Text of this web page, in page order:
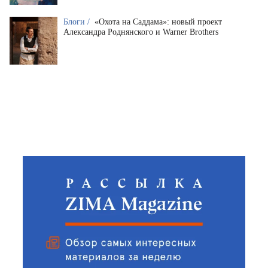
Блоги / «Охота на Саддама»: новый проект
Александра Роднянского и Warner Brothers